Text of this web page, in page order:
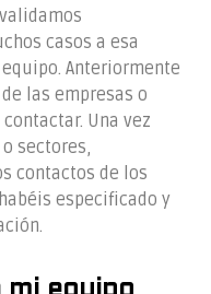
casos a esa
Anteriormente
las empresas o
Una vez
sectores,
contactos de los
especificado y